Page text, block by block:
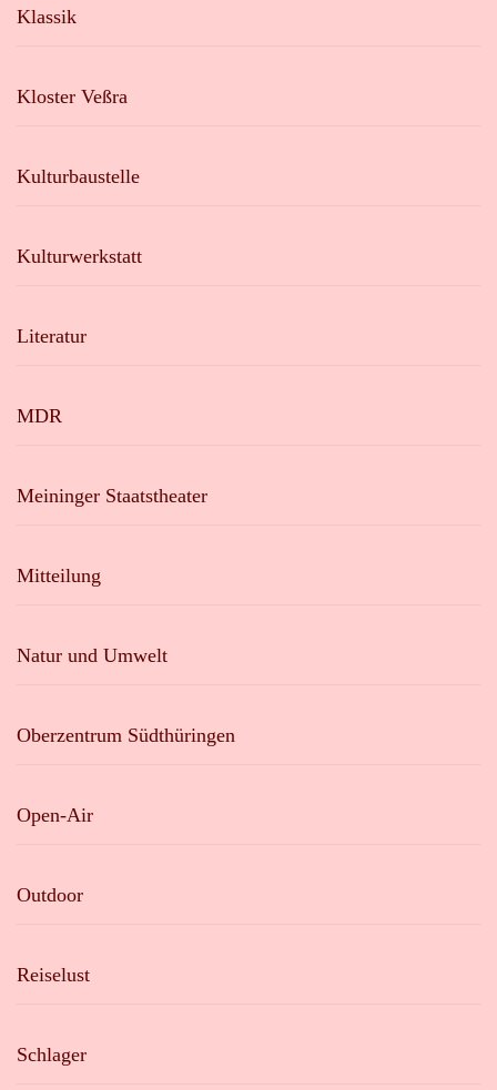
Klassik
Kloster Veßra
Kulturbaustelle
Kulturwerkstatt
Literatur
MDR
Meininger Staatstheater
Mitteilung
Natur und Umwelt
Oberzentrum Südthüringen
Open-Air
Outdoor
Reiselust
Schlager